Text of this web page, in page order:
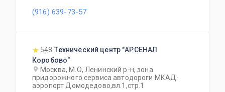
(916) 639-73-57
548 Технический центр "АРСЕНАЛ
Коробово"
Москва, М.О, Ленинский р-н, зона
придорожного сервиса автодороги МКАД-
аэропорт Домодедово,вл.1,стр.1